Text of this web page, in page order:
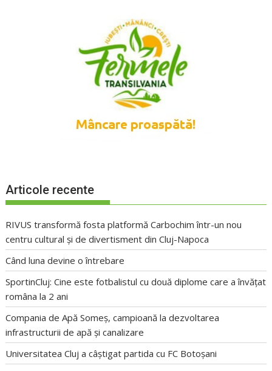
Articole recente
RIVUS transformă fosta platformă Carbochim într-un nou
centru cultural și de divertisment din Cluj-Napoca
Când luna devine o întrebare
SportinCluj: Cine este fotbalistul cu două diplome care a învățat
româna la 2 ani
Compania de Apă Someș, campioană la dezvoltarea
infrastructurii de apă și canalizare
Universitatea Cluj a câștigat partida cu FC Botoșani